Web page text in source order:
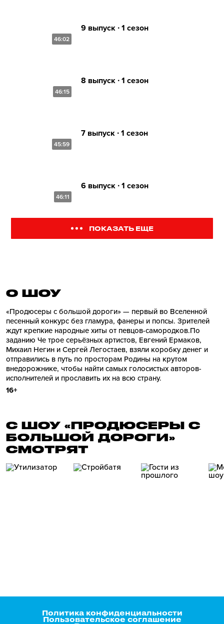
46:02
9 выпуск ∙ 1 сезон
46:15
8 выпуск ∙ 1 сезон
45:59
7 выпуск ∙ 1 сезон
46:11
6 выпуск ∙ 1 сезон
ПОКАЗАТЬ ЕЩЕ
О ШОУ
«Продюсеры с большой дороги» — первый во Вселенной
песенный конкурс без гламура, фанеры и попсы. Зрителей
ждут крепкие народные хиты от певцов-самородков.По
заданию Че трое серьёзных артистов, Евгений Ермаков,
Михаил Негин и Сергей Легостаев, взяли коробку денег и
отправились в путь по просторам Родины на крутом
внедорожнике, чтобы найти самых голосистых авторов-
исполнителей и прославить их на всю страну.
16+
С ШОУ «ПРОДЮСЕРЫ С
БОЛЬШОЙ ДОРОГИ»
СМОТРЯТ
Политика конфиденциальности
Пользовательское соглашение